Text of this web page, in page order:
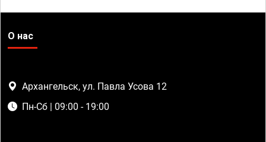
О нас
Архангельск, ул. Павла Усова 12
Пн-Сб | 09:00 - 19:00